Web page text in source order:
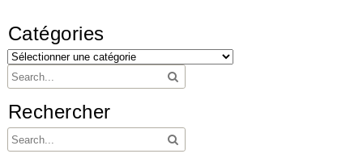
Catégories
Rechercher